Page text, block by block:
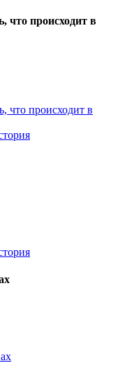
что происходит в